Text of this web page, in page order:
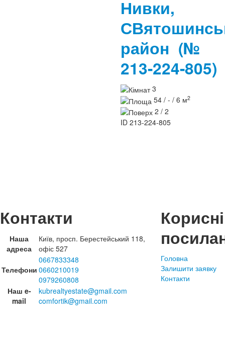
Нивки,
район (№
213-224-805)
3
54 / - / 6 м2
2 / 2
ID 213-224-805
Контакти
Наша
адреса
Київ, просп. Берестейський 118,
офіс 527
Телефони
0667833348
0660210019
0979260808
Наш e-
mail
kubrealtyestate@gmail.com
comfortik@gmail.com
Корисні
Головна
Залишити заявку
Контакти